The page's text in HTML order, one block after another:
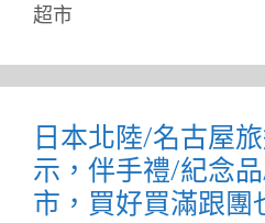
超市
日本北陸/名古屋
示，伴手禮/紀念
市，買好買滿跟團